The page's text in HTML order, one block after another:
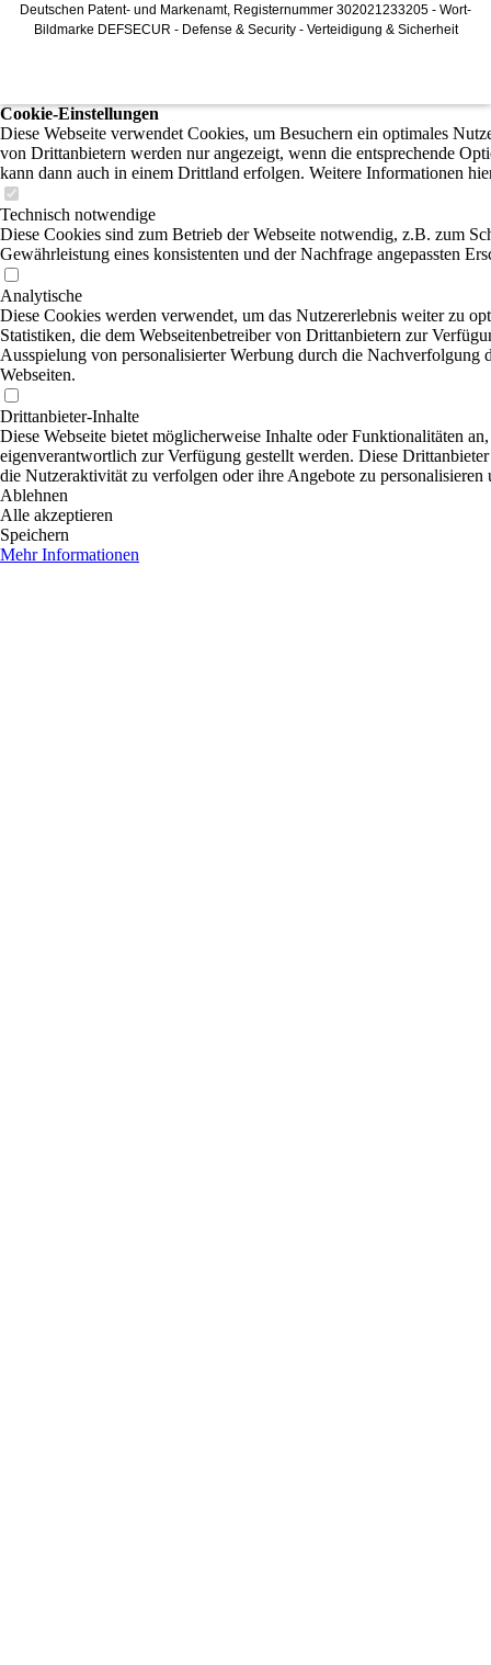
Deutschen Patent- und Markenamt, Registernummer 302021233205 - Wort-
Bildmarke DEFSECUR - Defense & Security - Verteidigung & Sicherheit
Cookie-Einstellungen
Diese Webseite verwendet Cookies, um Besuchern ein optimales
von Drittanbietern werden nur angezeigt, wenn die entsprechende
kann dann auch in einem Drittland erfolgen. Weitere Informationen
Technisch notwendige
Diese Cookies sind zum Betrieb der Webseite notwendig, z.B. zum
Gewährleistung eines konsistenten und der Nachfrage angepassten
Analytische
Diese Cookies werden verwendet, um das Nutzererlebnis weiter zu
Statistiken, die dem Webseitenbetreiber von Drittanbietern zur
Ausspielung von personalisierter Werbung durch die Nachverfolgung
Webseiten.
Drittanbieter-Inhalte
Diese Webseite bietet möglicherweise Inhalte oder Funktionalitäten
eigenverantwortlich zur Verfügung gestellt werden. Diese
die Nutzeraktivität zu verfolgen oder ihre Angebote zu personalisieren
Ablehnen
Alle akzeptieren
Speichern
Mehr Informationen